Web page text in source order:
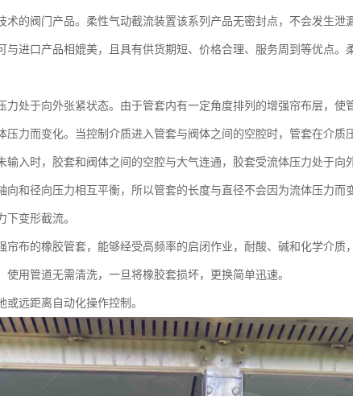
术的阀门产品。柔性气动截流装置该系列产品无密封点，不会发生泄
与进口产品相媲美，且具有供货期短、价格合理、服务周到等优点。
力处于向外张紧状态。由于管套内有一定角度排列的增强帘布层，使
压力而变化。当控制介质进入管套与阀体之间的空腔时，管套在介质
输入时，胶套和阀体之间的空腔与大气连通，胶套受流体压力处于向
向和径向压力相互平衡，所以管套的长度与直径不会因为流体压力而
下变形截流。
帘布的橡胶管套，能够经受高频率的启闭作业，耐酸、碱和化学介质
使用管道无需清洗，一旦将橡胶套损坏，更换简单迅速。
远距离自动化操作控制。